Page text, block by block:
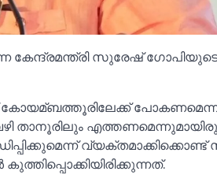
കേന്ദ്രമന്ത്രി സുരേഷ് ഗോപിയുടെ
കോയമ്ബത്തൂരിലേക്ക്
താനൂരിലും